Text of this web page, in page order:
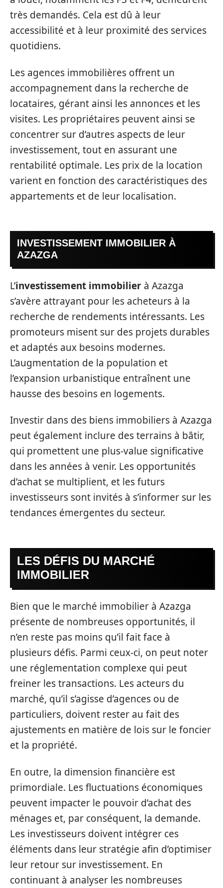
très demandés. Cela est dû à leur
accessibilité et à leur proximité des services
quotidiens.
Les agences immobilières offrent un
accompagnement dans la recherche de
locataires, gérant ainsi les annonces et les
visites. Les propriétaires peuvent ainsi se
concentrer sur d’autres aspects de leur
investissement, tout en assurant une
rentabilité optimale. Les prix de la location
varient en fonction des caractéristiques des
appartements et de leur localisation.
INVESTISSEMENT IMMOBILIER À
AZAZGA
L’investissement immobilier à Azazga
s’avère attrayant pour les acheteurs à la
recherche de rendements intéressants. Les
promoteurs misent sur des projets durables
et adaptés aux besoins modernes.
L’augmentation de la population et
l’expansion urbanistique entraînent une
hausse des besoins en logements.
Investir dans des biens immobiliers à Azazga
peut également inclure des terrains à bâtir,
qui promettent une plus-value significative
dans les années à venir. Les opportunités
d’achat se multiplient, et les futurs
investisseurs sont invités à s’informer sur les
tendances émergentes du secteur.
LES DÉFIS DU MARCHÉ
IMMOBILIER
Bien que le marché immobilier à Azazga
présente de nombreuses opportunités, il
n’en reste pas moins qu’il fait face à
plusieurs défis. Parmi ceux-ci, on peut noter
une réglementation complexe qui peut
freiner les transactions. Les acteurs du
marché, qu’il s’agisse d’agences ou de
particuliers, doivent rester au fait des
ajustements en matière de lois sur le foncier
et la propriété.
En outre, la dimension financière est
primordiale. Les fluctuations économiques
peuvent impacter le pouvoir d’achat des
ménages et, par conséquent, la demande.
Les investisseurs doivent intégrer ces
éléments dans leur stratégie afin d’optimiser
leur retour sur investissement. En
continuant à analyser les nombreuses